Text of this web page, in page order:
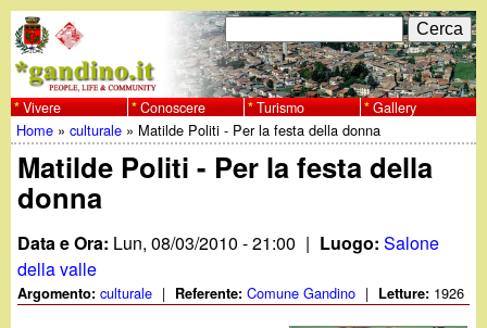
al
contenuto
principale
w
w
w
.
F
o
r
m
r
C
e
r
c
a
Vivere Conoscere Turismo Gallery
Tu
sei
qui
Home »culturale » Matilde Politi - Per la festa della donna
Matilde Politi - Per la festa della
donna
Data e Ora: Lun, 08/03/2010 - 21:00 | Luogo:Salone
della valle
Argomento:culturale | Referente:Comune Gandino | Letture: 1926